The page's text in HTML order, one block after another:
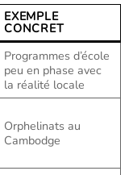
EXEMPLE
CONCRET
Programmes d’école
peu en phase avec
la réalité locale
Orphelinats au
Cambodge